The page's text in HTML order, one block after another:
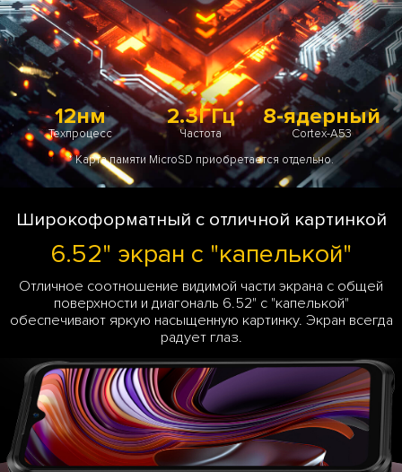
12нм
Техпроцесс
2.3ГГц
Частота
8-ядерный
Cortex-A53
* Карта памяти MicroSD приобретается отдельно.
Широкоформатный с отличной картинкой
6.52" экран с "капелькой"
Отличное соотношение видимой части экрана с общей
поверхности и диагональ 6.52" с "капелькой"
обеспечивают яркую насыщенную картинку. Экран всегда
радует глаз.